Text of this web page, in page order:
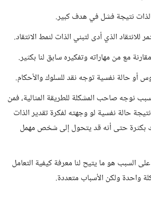
نتيجة فشل في هدف كبير.
للانتقاد الذي أدى لتبني الذات لنمط الانتقاد.
مع من مهاراته وتفكيره سابق لنا بكثير.
أو حالة نفسية توجه نقد للسلوك والأحكام.
نوجه صاحب المشكلة للطريقة المثالية، فمن
حالة نفسية لو وجهته لفكرة تقدير الذات
بكثرة حتى أنه قد يتحول إلى شخص مهمل
السبب هو ما يتيح لنا معرفة كيفية التعامل
واحدة ولكن الأسباب متعددة.